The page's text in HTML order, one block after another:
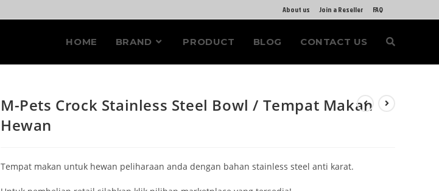
About us Join a Reseller FAQ
HOME BRAND PRODUCT BLOG CONTACT US
M-Pets Crock Stainless Steel Bowl / Tempat Makan
Hewan
Tempat makan untuk hewan peliharaan anda dengan bahan stainless steel anti karat.